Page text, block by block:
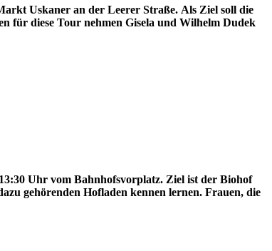
Uskaner an der Leerer Straße. Als Ziel soll die
für diese Tour nehmen Gisela und Wilhelm Dudek
Uhr vom Bahnhofsvorplatz. Ziel ist der Biohof
gehörenden Hofladen kennen lernen. Frauen, die